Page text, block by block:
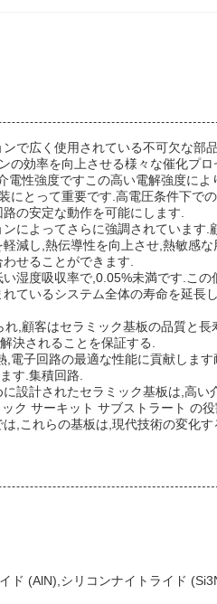
で広く使用されている不可欠な
効率を向上させる様々な催化プ
性強度ですこの高い電解強度に
にとって重要です.高電圧条件下
の安定な動作を可能にします.
によってさらに強調されていま
減し,熱伝導性を向上させ,熱敏感
せることができます.
湿度吸収率で,0.05%未満です.こ
ているシステム全体の寿命を延
,顧客はセラミック基板の品質と
決されることを保証する.
電子回路の最適な性能に貢献しま
す.集積回路.
設計されたセラミック基板は,高
ク サーキット サブストラート の
,これらの基板は,現代技術の変化
ド (AlN),シリコンナイトライド